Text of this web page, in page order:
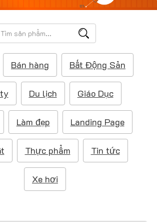
n
u
Bán hàng Bất Động Sản
Du lịch Giáo Dục
Làm đẹp Landing Page
Thực phẩm Tin tức
Xe hơi